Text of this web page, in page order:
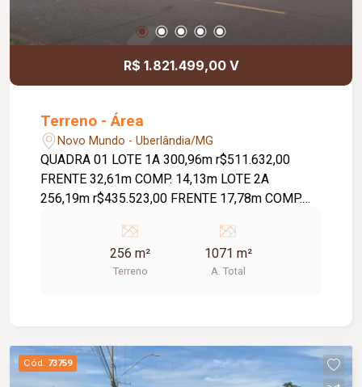
R$ 1.821.499,00 V
Terreno - Área
Novo Mundo - Uberlândia/MG
QUADRA 01 LOTE 1A 300,96m r$511.632,00
FRENTE 32,61m COMP. 14,13m LOTE 2A
256,19m r$435.523,00 FRENTE 17,78m COMP.
17,51m COMP. 14,85m LOTE 4A 256,88m
r$436.696,00 FRENTE 17,16m COMP. 15,20m
256 m²
Terreno
1071 m²
A. Total
Cód. 73759